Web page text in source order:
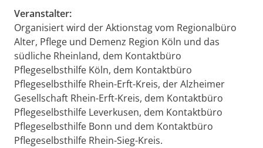
Veranstalter:
Organisiert wird der Aktionstag vom Regionalbüro
Alter, Pflege und Demenz Region Köln und das
südliche Rheinland, dem Kontaktbüro
Pflegeselbsthilfe Köln, dem Kontaktbüro
Pflegeselbsthilfe Rhein-Erft-Kreis, der Alzheimer
Gesellschaft Rhein-Erft-Kreis, dem Kontaktbüro
Pflegeselbsthilfe Leverkusen, dem Kontaktbüro
Pflegeselbsthilfe Bonn und dem Kontaktbüro
Pflegeselbsthilfe Rhein-Sieg-Kreis.